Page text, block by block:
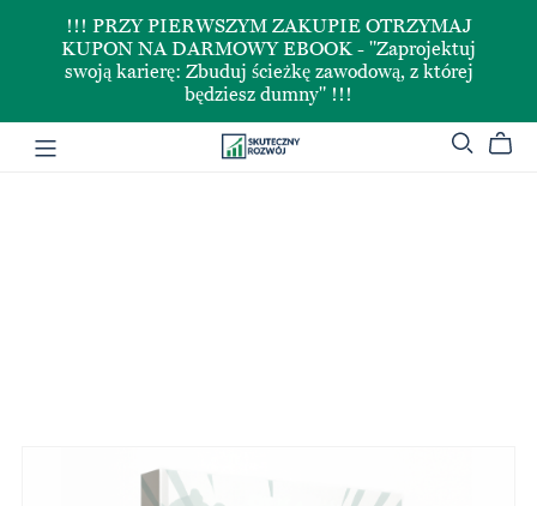
!!! PRZY PIERWSZYM ZAKUPIE OTRZYMAJ
KUPON NA DARMOWY EBOOK - "Zaprojektuj
swoją karierę: Zbuduj ścieżkę zawodową, z której
będziesz dumny" !!!